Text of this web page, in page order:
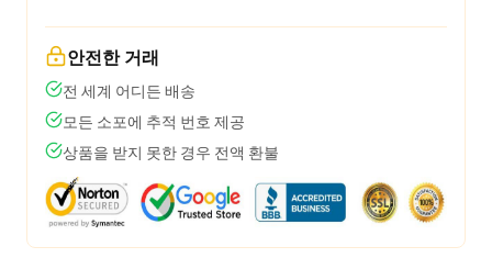
안전한 거래
전 세계 어디든 배송
모든 소포에 추적 번호 제공
상품을 받지 못한 경우 전액 환불